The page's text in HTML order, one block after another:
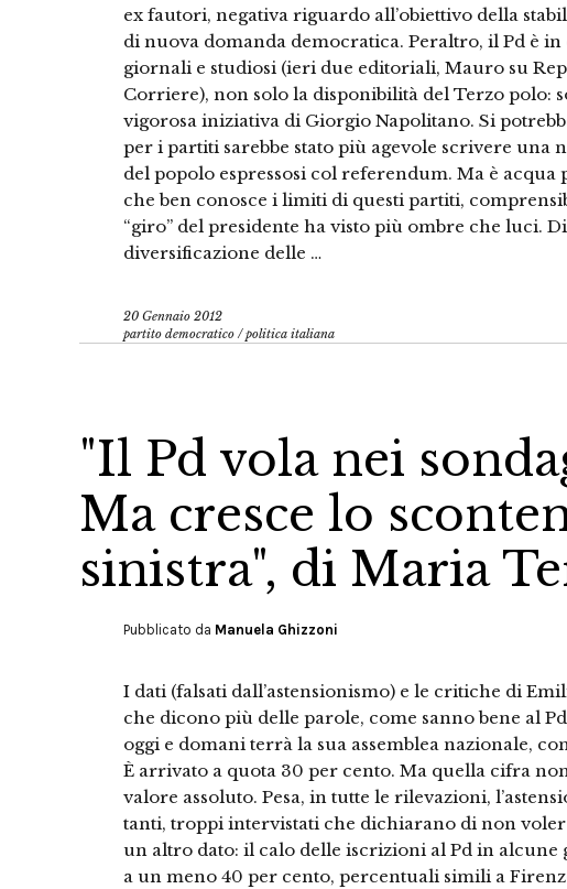
ex fautori, negativa riguardo all’obiettivo della
di nuova domanda democratica. Peraltro, il Pd è
giornali e studiosi (ieri due editoriali, Mauro su
Corriere), non solo la disponibilità del Terzo polo:
vigorosa iniziativa di Giorgio Napolitano. Si
per i partiti sarebbe stato più agevole scrivere una
del popolo espressosi col referendum. Ma è acqua
che ben conosce i limiti di questi partiti,
“giro” del presidente ha visto più ombre che luci.
diversificazione delle …
20 Gennaio 2012
partito democratico /politica italiana
"Il Pd vola nei
Ma cresce lo
sinistra", di Maria
Pubblicato da Manuela Ghizzoni
I dati (falsati dall’astensionismo) e le critiche di
che dicono più delle parole, come sanno bene al
oggi e domani terrà la sua assemblea nazionale,
È arrivato a quota 30 per cento. Ma quella cifra
valore assoluto. Pesa, in tutte le rilevazioni,
tanti, troppi intervistati che dichiarano di non voler
un altro dato: il calo delle iscrizioni al Pd in alcune
a un meno 40 per cento, percentuali simili a